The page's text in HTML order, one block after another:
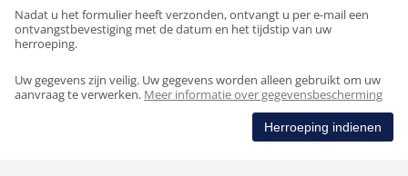
Nadat u het formulier heeft verzonden, ontvangt u per e-mail een
ontvangstbevestiging met de datum en het tijdstip van uw
herroeping.
Uw gegevens zijn veilig. Uw gegevens worden alleen gebruikt om uw
aanvraag te verwerken. Meer informatie over gegevensbescherming
Herroeping indienen